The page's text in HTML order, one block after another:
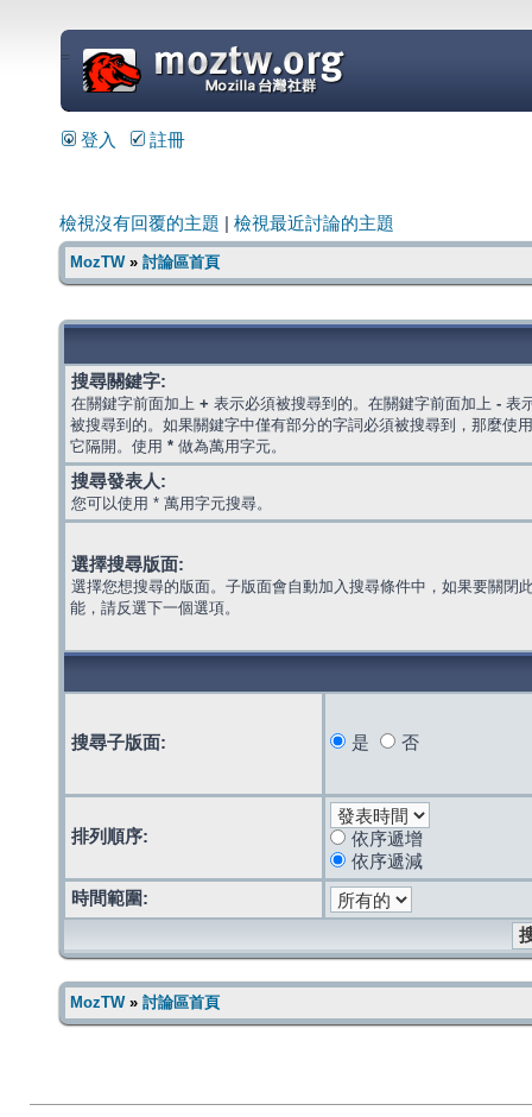
=
登入 註冊
檢視沒有回覆的主題 檢視最近討論的主題
MozTW» 討論區首頁
搜尋關鍵字:
在關鍵字前面加上 + 表示必須被搜尋到的。在關鍵字前面加上 - 表
被搜尋到的。如果關鍵字中僅有部分的字詞必須被搜尋到，那麼使
它隔開。使用 * 做為萬用字元。
搜尋發表人:
您可以使用 * 萬用字元搜尋。
選擇搜尋版面:
選擇您想搜尋的版面。子版面會自動加入搜尋條件中，如果要關閉
能，請反選下一個選項。
搜尋子版面: 是 否
排列順序:
依序遞增
依序遞減
時間範圍:
MozTW» 討論區首頁